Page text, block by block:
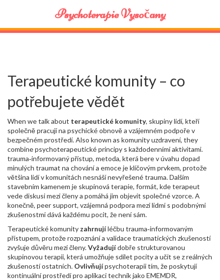
Psychoterapie Vysočany
Terapeutické komunity – co
potřebujete vědět
When we talk about terapeutické komunity, skupiny lidí, kteří
společně pracují na psychické obnově a vzájemném podpoře v
bezpečném prostředí. Also known as komunity uzdravení, they
combine psychoterapeutické principy s každodenními aktivitami.
trauma‑informovaný přístup, metoda, která bere v úvahu dopad
minulých traumat na chování a emoceje klíčovým prvkem, protože
většina lidí v komunitách nesnáší nevyřešené trauma. Dalším
stavebním kamenem je skupinová terapie, formát, kde terapeut
vede diskusi mezi členy a pomáhá jim objevit společné vzorce. A
konečně, peer support, vzájemná podpora mezi lidmi s podobnými
zkušenostmidává každému pocit, že není sám.
Terapeutické komunity zahrnujíléčbu trauma‑informovaným
přístupem, protože rozpoznání a validace traumatických zkušeností
zvyšuje důvěru mezi členy.Vyžadujídobře strukturovanou
skupinovou terapii, která umožňuje sdílet pocity a učit se z reálných
zkušeností ostatních. Ovlivňujípsychoterapii tím, že poskytují
kontinuální prostředí pro aplikaci technik jako EMEMDR,